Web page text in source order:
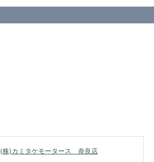
(株)カミタケモータース 奈良店